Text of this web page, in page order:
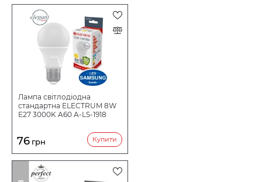
Лампа світлодіодна
стандартна ELECTRUM 8W
E27 3000K A60 A-LS-1918
76 грн Купити